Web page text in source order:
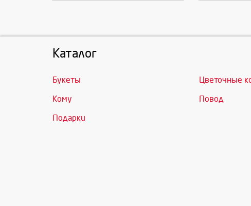
Каталог
Букеты Цветочные
Кому Повод
Подарки